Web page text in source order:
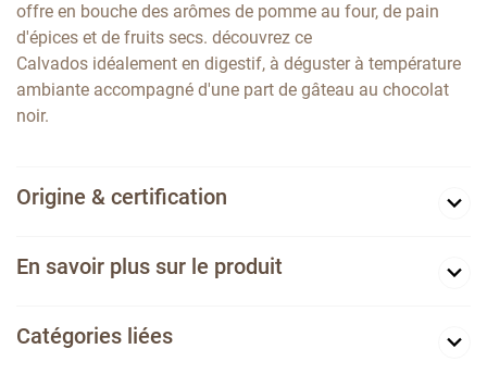
offre en bouche des arômes de pomme au four, de pain
d'épices et de fruits secs. découvrez ce
Calvados idéalement en digestif, à déguster à température
ambiante accompagné d'une part de gâteau au chocolat
noir.
Origine & certification
En savoir plus sur le produit
Catégories liées